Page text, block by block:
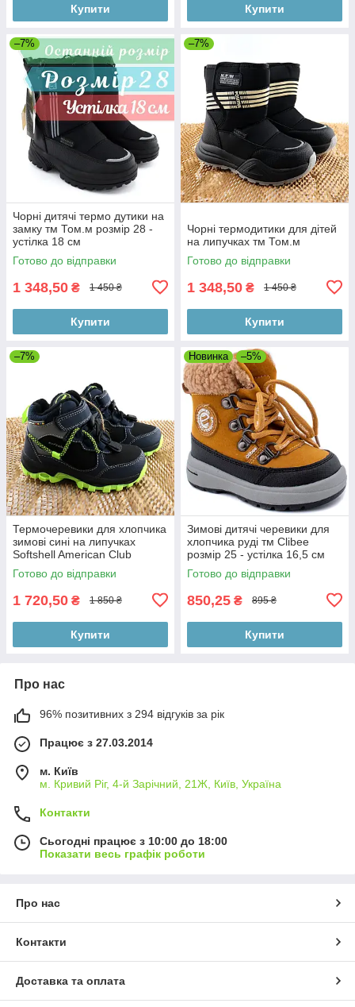
Купити Купити
–7%
Чорні дитячі термо дутики на
замку тм Том.м розмір 28 -
устілка 18 см
Готово до відправки
1 348,50 ₴ 1 450 ₴
Купити
–7%
Чорні термодитики для дітей
на липучках тм Том.м
Готово до відправки
1 348,50 ₴ 1 450 ₴
Купити
–7%
Термочеревики для хлопчика
зимові сині на липучках
Softshell American Club
Готово до відправки
1 720,50 ₴ 1 850 ₴
Купити
Новинка –5%
Зимові дитячі черевики для
хлопчика руді тм Clibee
розмір 25 - устілка 16,5 см
Готово до відправки
850,25 ₴ 895 ₴
Купити
Про нас
96% позитивних з 294 відгуків за рік
Працює з 27.03.2014
м. Київ
м. Кривий Ріг, 4-й Зарічний, 21Ж, Київ, Україна
Контакти
Сьогодні працює з 10:00 до 18:00
Показати весь графік роботи
Про нас
Контакти
Доставка та оплата